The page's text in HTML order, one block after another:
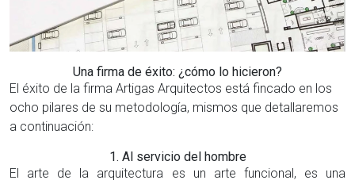
Una firma de éxito: ¿cómo lo hicieron?
El éxito de la firma Artigas Arquitectos está fincado en los
ocho pilares de su metodología, mismos que detallaremos
a continuación:
1. Al servicio del hombre
El arte de la arquitectura es un arte funcional, es una